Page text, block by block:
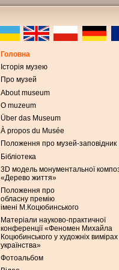
Головна
Історія музею
Про музей
About museum
O muzeum
Über das Museum
À propos du Musée
Положення про музей-заповідник
Бібліотека
3D модель монументальної
«Дерево життя»
Положення про
обласну премію
імені М.Коцюбинського
Матеріали науково-практичної
конференції «Феномен Михайла
Коцюбинського у художніх вимірах
українства»
Фотоальбом